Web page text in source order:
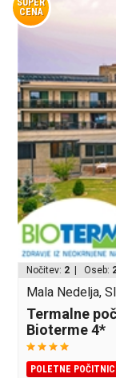
CENA
Nočitev: 2 | Oseb:
Mala Nedelja,
Termalne
Bioterme 4*
POLETNE